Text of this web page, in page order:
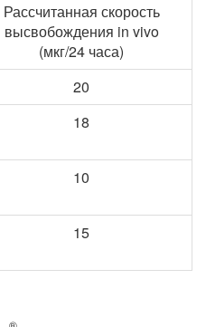
Рассчитанная скорость
высвобождения in vivo
(мкг/24 часа)
20
18
10
15